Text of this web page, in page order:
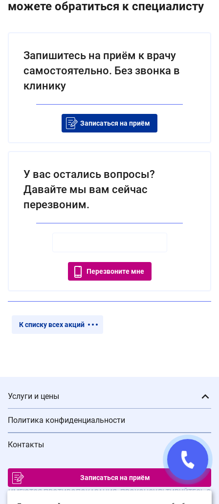
можете обратиться к специалисту
Запишитесь на приём к врачу
самостоятельно. Без звонка в
клинику
Записаться на приём
У вас остались вопросы?
Давайте мы вам сейчас
перезвоним.
Перезвоните мне
К списку всех акций
Услуги и цены
Политика конфиденциальности
Контакты
Записаться на приём
ИМЕЮТСЯ ПРОТИВОПОКАЗАНИЯ. ПРОКОНСУЛЬТИРУЙТЕСЬ С